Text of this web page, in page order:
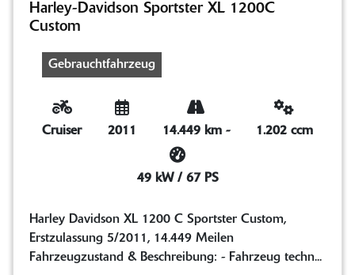
Harley-Davidson Sportster XL 1200C
Custom
Gebrauchtfahrzeug
Cruiser 2011 14.449 km - 1.202 ccm
49 kW / 67 PS
Harley Davidson XL 1200 C Sportster Custom,
Erstzulassung 5/2011, 14.449 Meilen
Fahrzeugzustand & Beschreibung: - Fahrzeug techn...